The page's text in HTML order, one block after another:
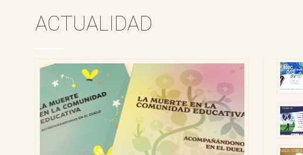
ACTUALIDAD